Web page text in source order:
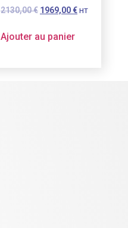
2130,00€ 1969,00 € HT
Ajouter au panier